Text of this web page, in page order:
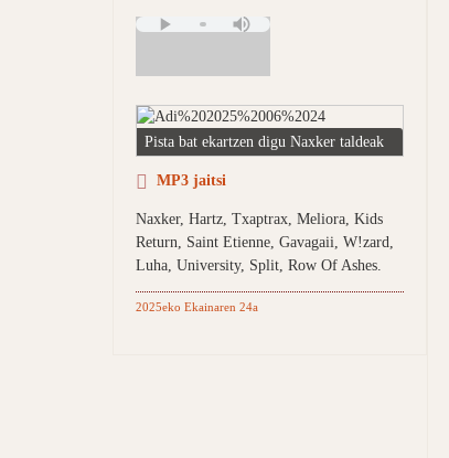
Pista bat ekartzen digu Naxker taldeak
MP3 jaitsi
Naxker, Hartz, Txaptrax, Meliora, Kids
Return, Saint Etienne, Gavagaii, W!zard,
Luha, University, Split, Row Of Ashes.
2025eko Ekainaren 24a